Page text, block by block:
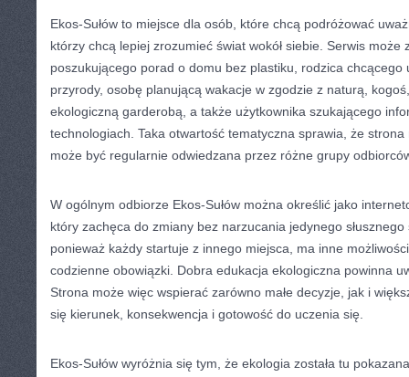
Ekos-Sułów to miejsce dla osób, które chcą podróżować
którzy chcą lepiej zrozumieć świat wokół siebie. Serwis może
poszukującego porad o domu bez plastiku, rodzica chcącego
przyrody, osobę planującą wakacje w zgodzie z naturą,
ekologiczną garderobą, a także użytkownika szukającego
technologiach. Taka otwartość tematyczna sprawia, że
może być regularnie odwiedzana przez różne grupy
W ogólnym odbiorze Ekos-Sułów można określić jako
który zachęca do zmiany bez narzucania jedynego
ponieważ każdy startuje z innego miejsca, ma inne
codzienne obowiązki. Dobra edukacja ekologiczna powinna
Strona może więc wspierać zarówno małe decyzje, jak i
się kierunek, konsekwencja i gotowość do uczenia się.
Ekos-Sułów wyróżnia się tym, że ekologia została tu